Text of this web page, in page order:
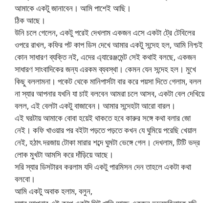
আমাকে একটু জানাবেন। আমি পাশেই আছি।
ঠিক আছে।
উনি চলে গেলেন, একটু পরেই দেখলাম একজন এসে একটা ট্রে টেবিলের
ওপরে রাখল, কফির পট কাপ ডিস দেখে আমার একটু সন্দেহ হল, আমি নিশ্চই
কোন সাধারণ ব্যক্তি নই, এদের এ্যারেঞ্জমেন্ট সেই কথাই বলছে, একজন
সাধারণ সাংবাদিকের জন্য এরকম ব্যবস্থা। কেমন যেন সন্দেহ হল। মুখে
কিছু বললামনা। পকেট থেকে মানিপার্সটা বার করে পয়সা দিতে গেলাম, বলল
না স্যার আপনার যখনি যা চাই বলবেন আমরা চলে আসব, একটা বেল দেখিয়ে
বলল, এই বেলটা একটু বাজাবেন। আমার সন্দেহটা আরো বারল।
এই ঘরটায় আমাকে বোবা হয়েই থাকতে হবে কারুর সঙ্গে কথা বলার জো
নেই। কফি খাওয়ার পর বইটা পড়তে পড়তে কখন যে ঘুমিয়ে পরেছি খেয়াল
নেই, হঠাৎ দরজায় টোকা মারার শব্দে ঘুমটা ভেঙ্গে গেল। দেখলাম, টিটি ভদ্র
লোক মুখটা আমসি করে দাঁড়িয়ে আছে।
সরি স্যার ডিসটারব করলাম যদি একটু পারমিসন দেন তাহলে একটা কথা
বলবো।
আমি একটু অবাক হলাম, বলুন,